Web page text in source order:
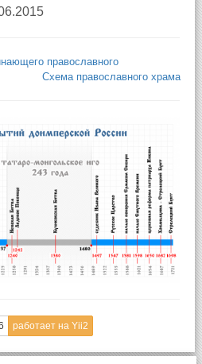
православного
Схема православного храма
работает на Yii2